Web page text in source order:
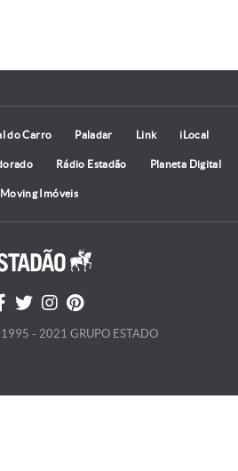
do Carro Paladar Link iLocal
Rádio Estadão Planeta Digital
Moving Imóveis
- 2021 GRUPO ESTADO